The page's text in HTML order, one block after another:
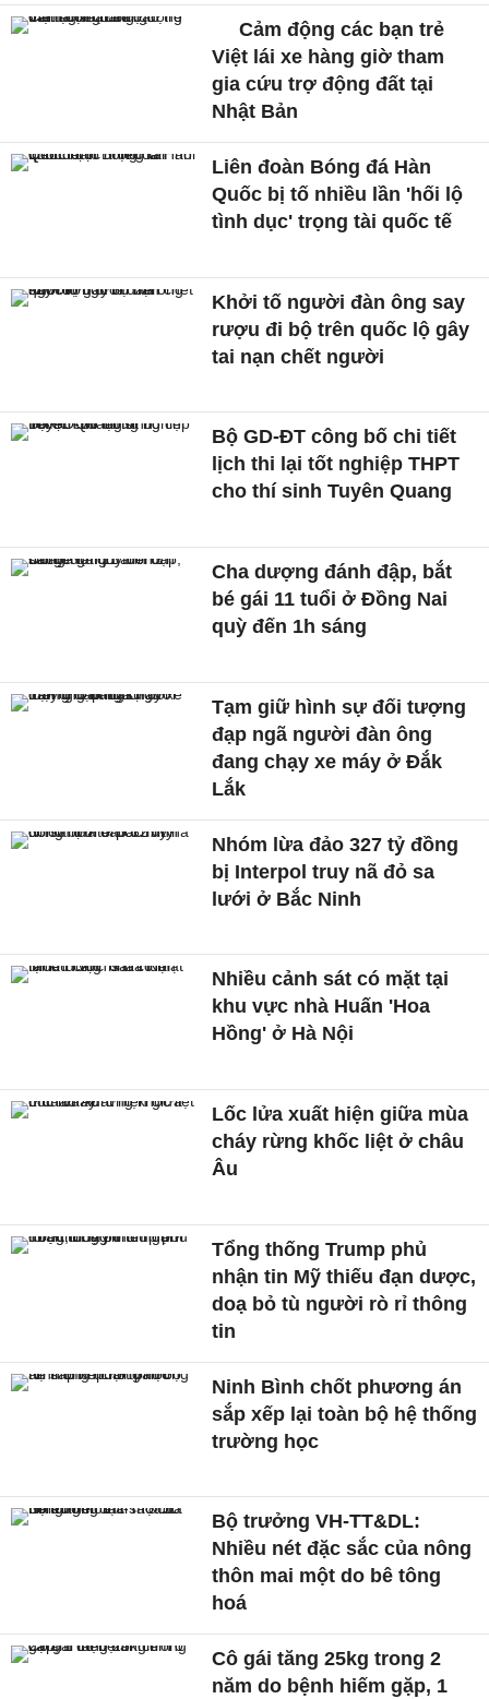
Cảm động các bạn trẻ
Việt lái xe hàng giờ tham
gia cứu trợ động đất tại
Nhật Bản
Liên đoàn Bóng đá Hàn
Quốc bị tố nhiều lần 'hối lộ
tình dục' trọng tài quốc tế
Khởi tố người đàn ông say
rượu đi bộ trên quốc lộ gây
tai nạn chết người
Bộ GD-ĐT công bố chi tiết
lịch thi lại tốt nghiệp THPT
cho thí sinh Tuyên Quang
Cha dượng đánh đập, bắt
bé gái 11 tuổi ở Đồng Nai
quỳ đến 1h sáng
Tạm giữ hình sự đối tượng
đạp ngã người đàn ông
đang chạy xe máy ở Đắk
Lắk
Nhóm lừa đảo 327 tỷ đồng
bị Interpol truy nã đỏ sa
lưới ở Bắc Ninh
Nhiều cảnh sát có mặt tại
khu vực nhà Huấn 'Hoa
Hồng' ở Hà Nội
Lốc lửa xuất hiện giữa mùa
cháy rừng khốc liệt ở châu
Âu
Tổng thống Trump phủ
nhận tin Mỹ thiếu đạn dược,
doạ bỏ tù người rò rỉ thông
tin
Ninh Bình chốt phương án
sắp xếp lại toàn bộ hệ thống
trường học
Bộ trưởng VH-TT&DL:
Nhiều nét đặc sắc của nông
thôn mai một do bê tông
hoá
Cô gái tăng 25kg trong 2
năm do bệnh hiếm gặp, 1